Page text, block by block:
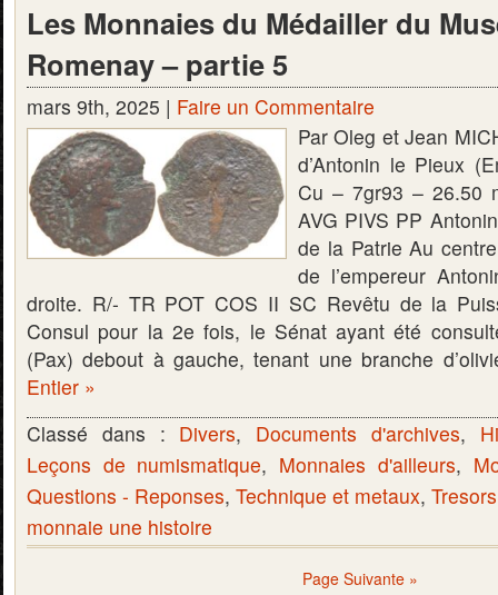
Les Monnaies du Médailler du
Romenay – partie 5
mars 9th, 2025 | Faire un Commentaire
Par Oleg et Jean
d’Antonin le Pieux
Cu – 7gr93 – 26.50
AVG PIVS PP
de la Patrie Au
de l’empereur
droite. R/- TR POT COS II SC Revêtu de la
Consul pour la 2e fois, le Sénat ayant été
(Pax) debout à gauche, tenant une branche
Entier »
Classé dans : Divers, Documents d'archives,
Leçons de numismatique, Monnaies d'ailleurs,
Questions - Reponses, Technique et metaux,
monnaie une histoire
Page Suivante »